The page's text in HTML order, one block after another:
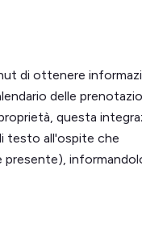
di ottenere
delle
questa
testo all'ospite che